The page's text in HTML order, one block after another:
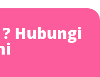
Hubungi